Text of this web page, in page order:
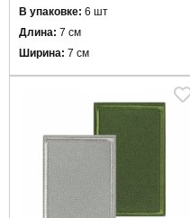
В упаковке: 6 шт
Длина: 7 см
Ширина: 7 см